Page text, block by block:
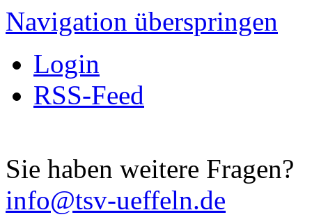
Navigation überspringen
Login
RSS-Feed
Sie haben weitere Fragen?
info@tsv-ueffeln.de